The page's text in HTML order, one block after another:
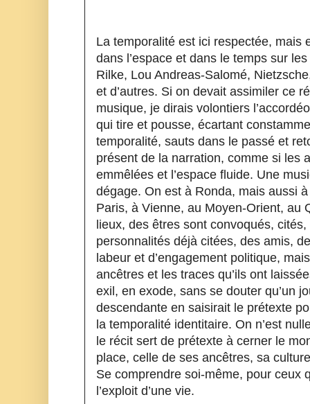
La temporalité est ici respectée, mais
dans l’espace et dans le temps sur
Rilke, Lou Andreas-Salomé,
et d’autres. Si on devait assimiler ce
musique, je dirais volontiers
qui tire et pousse, écartant
temporalité, sauts dans le passé et
présent de la narration, comme si les
emmêlées et l’espace fluide. Une
dégage. On est à Ronda, mais aussi
Paris, à Vienne, au Moyen-Orient,
lieux, des êtres sont convoqués,
personnalités déjà citées, des amis,
labeur et d’engagement politique,
ancêtres et les traces qu’ils ont
exil, en exode, sans se douter qu’un
descendante en saisirait le prétexte
la temporalité identitaire. On n’est
le récit sert de prétexte à cerner le
place, celle de ses ancêtres, sa
Se comprendre soi-même, pour ceux
l’exploit d’une vie.